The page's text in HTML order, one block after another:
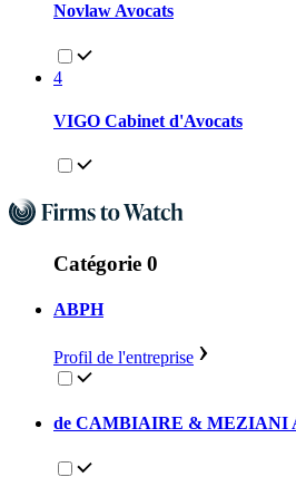
Novlaw Avocats
4
VIGO Cabinet d'Avocats
Catégorie 0
ABPH
Profil de l'entreprise
de CAMBIAIRE & MEZIANI